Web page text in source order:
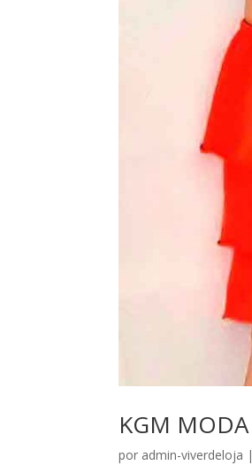
KGM
por admin-viverdeloja |